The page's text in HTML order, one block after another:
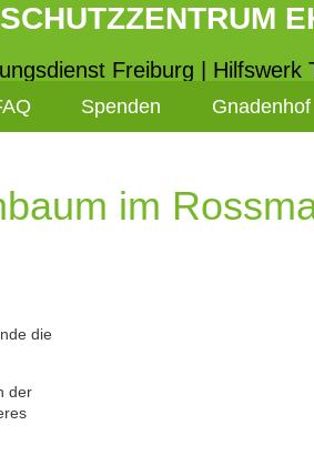
Freiburg | Hilfswerk
Spenden Gnadenhof
im
die
der